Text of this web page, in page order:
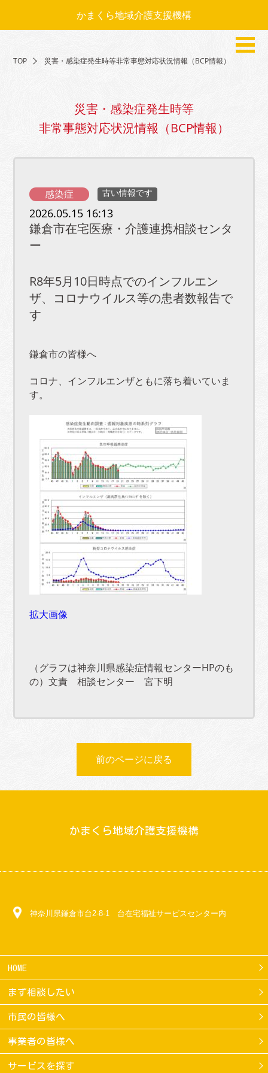
かまくら地域介護支援機構
TOP 災害・感染症発生時等非常事態対応状況情報（BCP情報）
災害・感染症発生時等
非常事態対応状況情報（BCP情報）
感染症 古い情報です
2026.05.15 16:13
鎌倉市在宅医療・介護連携相談センタ
ー
R8年5月10日時点でのインフルエン
ザ、コロナウイルス等の患者数報告で
す
鎌倉市の皆様へ
コロナ、インフルエンザともに落ち着いていま
す。
拡大画像
（グラフは神奈川県感染症情報センターHPのも
の）文責 相談センター 宮下明
前のページに戻る
かまくら地域介護支援機構
神奈川県鎌倉市台2-8-1 台在宅福祉サービスセンター内
HOME
まず相談したい
市民の皆様へ
事業者の皆様へ
サービスを探す